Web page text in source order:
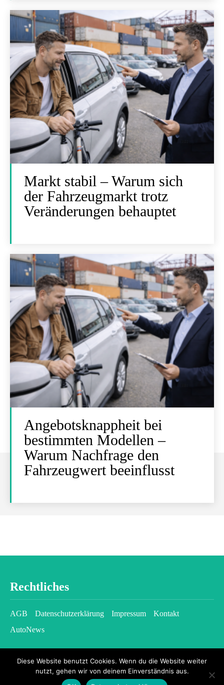
Markt stabil – Warum sich
der Fahrzeugmarkt trotz
Veränderungen behauptet
Angebotsknappheit bei
bestimmten Modellen –
Warum Nachfrage den
Fahrzeugwert beeinflusst
Rechtliches
AGB Datenschutzerklärung Impressum
Kontakt
AutoNews
Diese Website benutzt Cookies. Wenn du die Website weiter
nutzt, gehen wir von deinem Einverständnis aus.